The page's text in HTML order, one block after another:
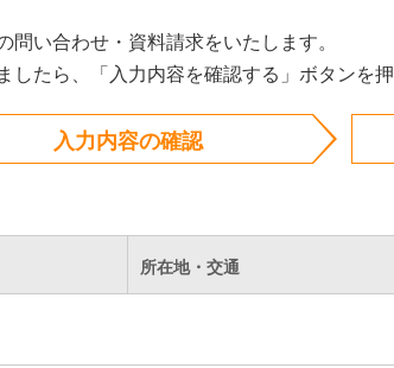
問い合わせ・資料請求をいたします。
したら、「入力内容を確認する」ボタンを
入力内容の確認
所在地・交通